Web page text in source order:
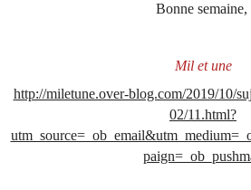
Bonne semaine,
Mil et une
http://miletune.over-blog.com/2019/10/
02/11.html?